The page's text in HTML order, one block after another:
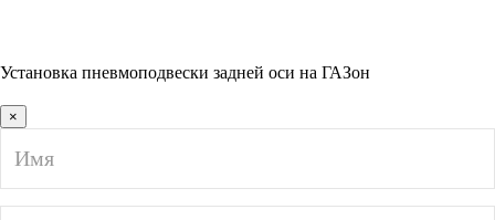
Установка пневмоподвески задней оси на ГАЗон
×